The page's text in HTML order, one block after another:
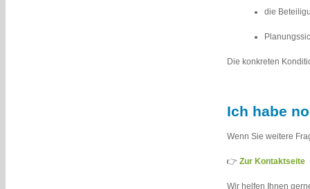
die
Die konkreten
Ich habe
Wenn Sie weitere
👉 Zur Kontaktseite
Wir helfen Ihnen